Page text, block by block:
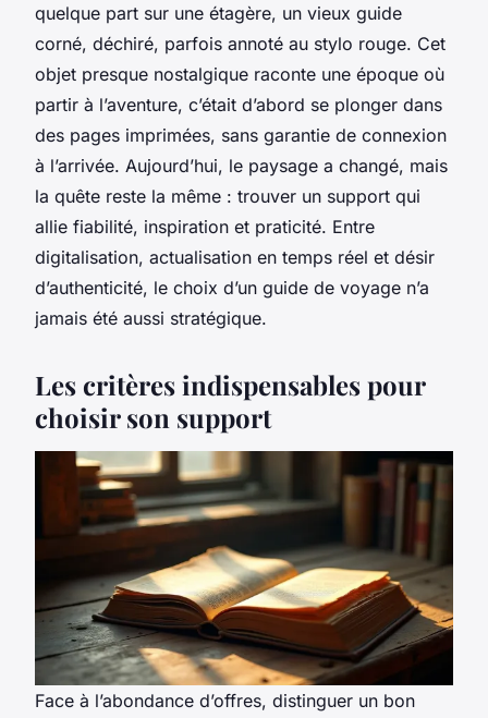
quelque part sur une étagère, un vieux guide
corné, déchiré, parfois annoté au stylo rouge. Cet
objet presque nostalgique raconte une époque où
partir à l’aventure, c’était d’abord se plonger dans
des pages imprimées, sans garantie de connexion
à l’arrivée. Aujourd’hui, le paysage a changé, mais
la quête reste la même : trouver un support qui
allie fiabilité, inspiration et praticité. Entre
digitalisation, actualisation en temps réel et désir
d’authenticité, le choix d’un guide de voyage n’a
jamais été aussi stratégique.
Les critères indispensables pour
choisir son support
Face à l’abondance d’offres, distinguer un bon